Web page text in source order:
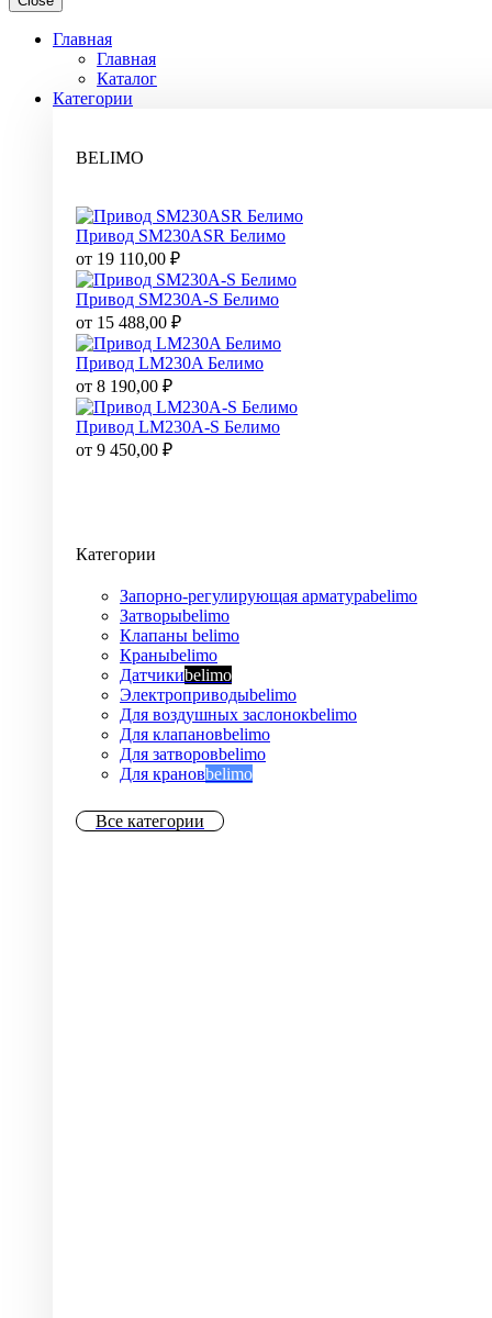
Главная
Главная
Каталог
Категории
BELIMO
Привод SM230ASR Белимо
от 19 110,00 ₽
Привод SM230A-S Белимо
от 15 488,00 ₽
Привод LM230A Белимо
от 8 190,00 ₽
Привод LM230A-S Белимо
от 9 450,00 ₽
Категории
Запорно-регулирующая арматураbelimo
Затворыbelimo
Клапаны belimo
Краныbelimo
Датчикиbelimo
Электроприводыbelimo
Для воздушных заслонокbelimo
Для клапановbelimo
Для затворовbelimo
Для крановbelimo
Все категории